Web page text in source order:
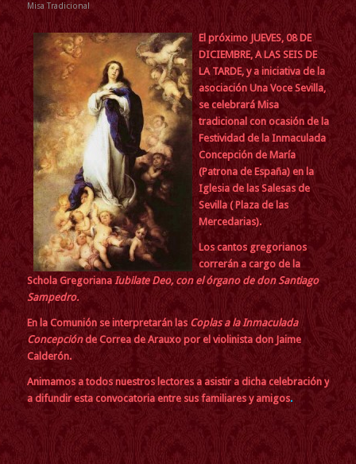
Misa Tradicional
El próximo JUEVES, 08 DE
DICIEMBRE, A LAS SEIS DE
LA TARDE, y a iniciativa de la
asociación Una Voce Sevilla,
se celebrará Misa
tradicional con ocasión de la
Festividad de la Inmaculada
Concepción de María
(Patrona de España) en la
Iglesia de las Salesas de
Sevilla ( Plaza de las
Mercedarias).
Los cantos gregorianos
correrán a cargo de la
Schola Gregoriana Iubilate Deo, con el órgano de don Santiago
Sampedro.
En la Comunión se interpretarán las Coplas a la Inmaculada
Concepciónde Correa de Arauxo por el violinista don Jaime
Calderón.
Animamos a todos nuestros lectores a asistir a dicha celebracióny
a difundir esta convocatoria entre sus familiaresy amigos.